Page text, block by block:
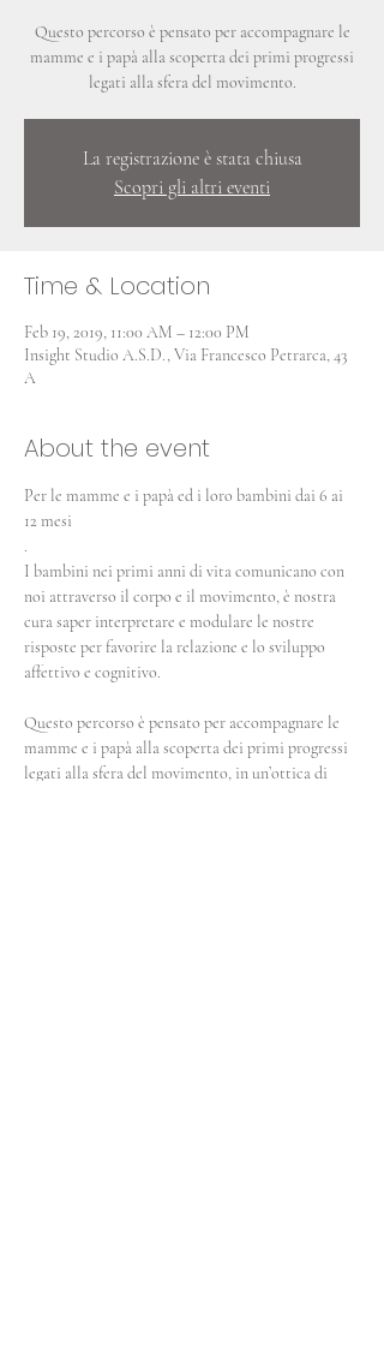
Questo percorso è pensato per accompagnare le
mamme e i papà alla scoperta dei primi progressi
La registrazione è stata chiusa
Scopri gli altri eventi
Time & Location
Feb 19, 2019, 11:00 AM – 12:00 PM
Insight Studio A.S.D., Via Francesco Petrarca, 43
A
About the event
Per le mamme e i papà ed i loro bambini dai 6 ai
12 mesi
.
I bambini nei primi anni di vita comunicano con
noi attraverso il corpo e il movimento, è nostra
cura saper interpretare e modulare le nostre
risposte per favorire la relazione e lo sviluppo
affettivo e cognitivo.
Questo percorso è pensato per accompagnare le
mamme e i papà alla scoperta dei primi progressi
legati alla sfera del movimento, in un’ottica di